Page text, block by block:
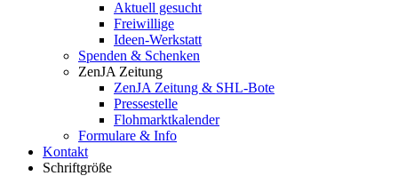
Aktuell gesucht
Freiwillige
Ideen-Werkstatt
Spenden & Schenken
ZenJA Zeitung
ZenJA Zeitung & SHL-Bote
Pressestelle
Flohmarktkalender
Formulare & Info
Kontakt
Schriftgröße